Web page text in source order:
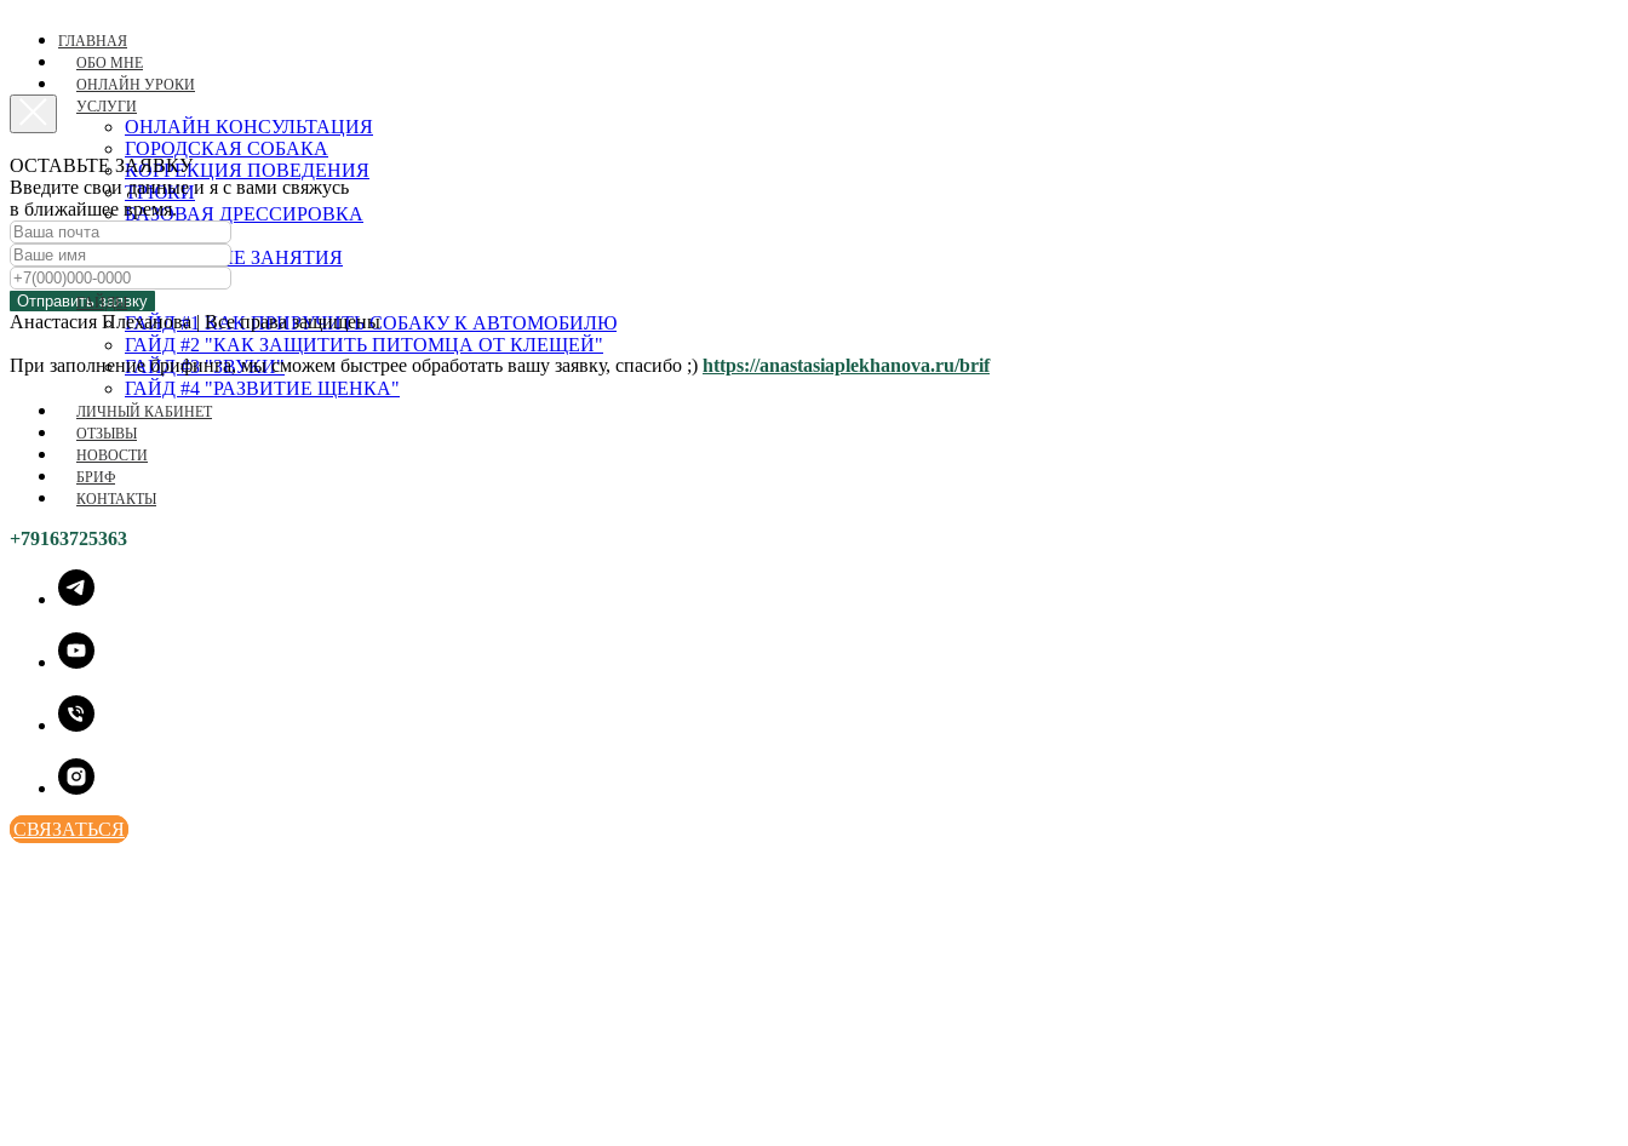
ГЛАВНАЯ
ОБО МНЕ
ОНЛАЙН УРОКИ
УСЛУГИ
ОНЛАЙН КОНСУЛЬТАЦИЯ
ГОРОДСКАЯ СОБАКА
КОРРЕКЦИЯ ПОВЕДЕНИЯ
ТРЮКИ
БАЗОВАЯ ДРЕССИРОВКА
ГРУППОВЫЕ ЗАНЯТИЯ
НОУЗВОРК
ГАЙДЫ
ГАЙД #1 КАК ПРИРУЧИТЬ СОБАКУ К АВТОМОБИЛЮ
ГАЙД #2 "КАК ЗАЩИТИТЬ ПИТОМЦА ОТ КЛЕЩЕЙ"
ГАЙД #3 "ЗВУКИ"
ГАЙД #4 "РАЗВИТИЕ ЩЕНКА"
ЛИЧНЫЙ КАБИНЕТ
ОТЗЫВЫ
НОВОСТИ
БРИФ
КОНТАКТЫ
+79163725363
СВЯЗАТЬСЯ
ОСТАВЬТЕ ЗАЯВКУ
Введите свои данные и я с вами свяжусь
в ближайшее время.
Отправить заявку
Анастасия Плеханова | Все права защищены
При заполнение брифинга, мы сможем быстрее обработать вашу заявку, спасибо ;) https://anastasiaplekhanova.ru/brif